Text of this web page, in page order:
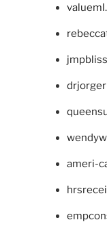
ameri-